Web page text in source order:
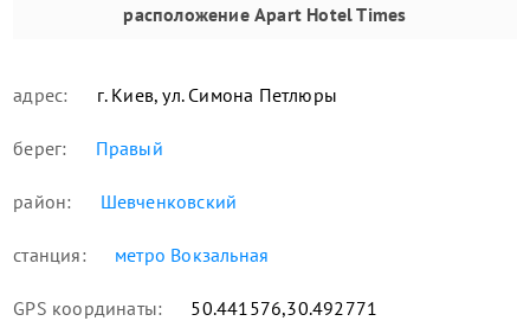
расположениеApart Hotel Times
адрес: г. Киев, ул. Симона Петлюры
берег: Правый
район: Шевченковский
станция: метро Вокзальная
GPS координаты: 50.441576,30.492771